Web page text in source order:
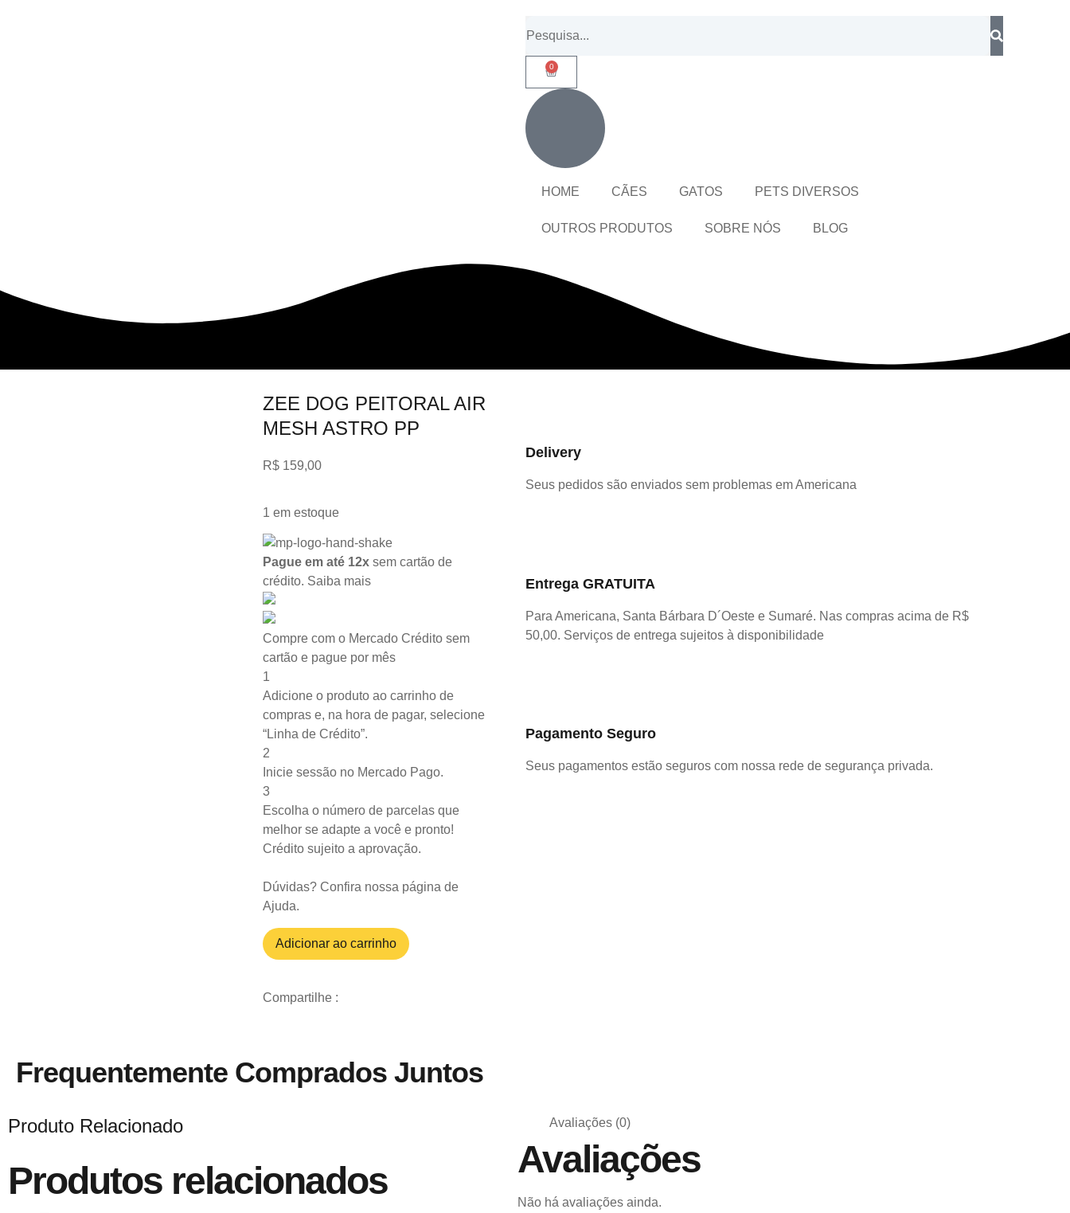
0
HOME CÃES GATOS PETS DIVERSOS
OUTROS PRODUTOS SOBRE NÓS BLOG
ZEE DOG PEITORAL AIR
MESH ASTRO PP
R$ 159,00
1 em estoque
Pague em até 12x sem cartão de
crédito. Saiba mais
Compre com o Mercado Crédito sem
cartão e pague por mês
1
Adicione o produto ao carrinho de
compras e, na hora de pagar, selecione
“Linha de Crédito”.
2
Inicie sessão no Mercado Pago.
3
Escolha o número de parcelas que
melhor se adapte a você e pronto!
Crédito sujeito a aprovação.
Dúvidas? Confira nossa página de
Ajuda.
Adicionar ao carrinho
Compartilhe :
Delivery
Seus pedidos são enviados sem problemas em Americana
Entrega GRATUITA
Para Americana, Santa Bárbara D´Oeste e Sumaré. Nas compras acima de R$
50,00. Serviços de entrega sujeitos à disponibilidade
Pagamento Seguro
Seus pagamentos estão seguros com nossa rede de segurança privada.
Frequentemente Comprados Juntos
Produto Relacionado
Produtos relacionados
Avaliações (0)
Avaliações
Não há avaliações ainda.